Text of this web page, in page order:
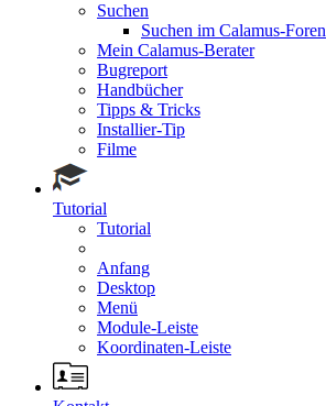
Suchen
Suchen im Calamus-Foren
Mein Calamus-Berater
Bugreport
Handbücher
Tipps & Tricks
Installier-Tip
Filme
Tutorial
Tutorial
Anfang
Desktop
Menü
Module-Leiste
Koordinaten-Leiste